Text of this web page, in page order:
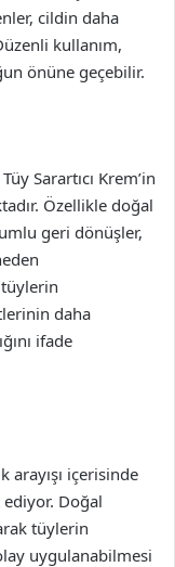
cildin daha
kullanım,
önüne geçebilir.
Sarartıcı Krem’in
Özellikle doğal
geri dönüşler,
tüylerin
daha
ifade
arayışı içerisinde
Doğal
tüylerin
uygulanabilmesi